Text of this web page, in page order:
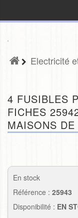
Electricité
4 FUSIBLES
FICHES
MAISONS
En stock
Référence : 25943
Disponibilité : EN